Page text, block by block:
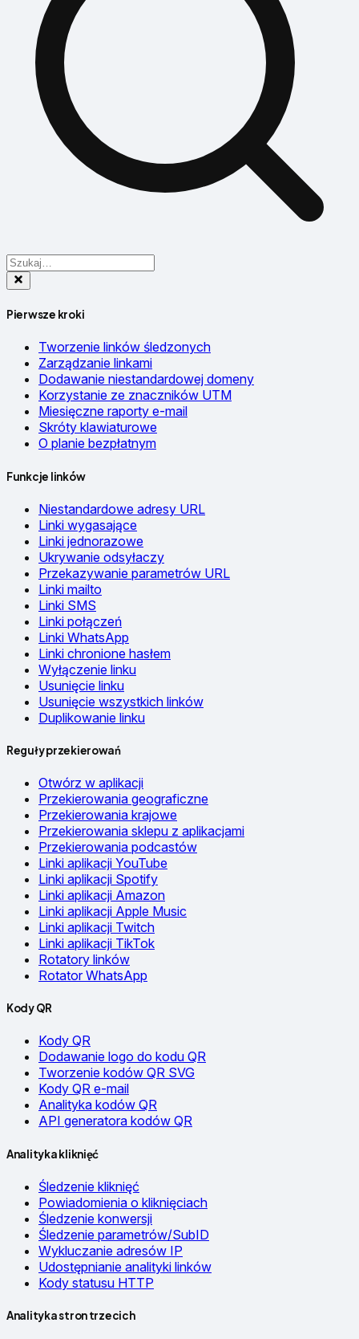
Pierwsze kroki
Tworzenie linków śledzonych
Zarządzanie linkami
Dodawanie niestandardowej domeny
Korzystanie ze znaczników UTM
Miesięczne raporty e-mail
Skróty klawiaturowe
O planie bezpłatnym
Funkcje linków
Niestandardowe adresy URL
Linki wygasające
Linki jednorazowe
Ukrywanie odsyłaczy
Przekazywanie parametrów URL
Linki mailto
Linki SMS
Linki połączeń
Linki WhatsApp
Linki chronione hasłem
Wyłączenie linku
Usunięcie linku
Usunięcie wszystkich linków
Duplikowanie linku
Reguły przekierowań
Otwórz w aplikacji
Przekierowania geograficzne
Przekierowania krajowe
Przekierowania sklepu z aplikacjami
Przekierowania podcastów
Linki aplikacji YouTube
Linki aplikacji Spotify
Linki aplikacji Amazon
Linki aplikacji Apple Music
Linki aplikacji Twitch
Linki aplikacji TikTok
Rotatory linków
Rotator WhatsApp
Kody QR
Kody QR
Dodawanie logo do kodu QR
Tworzenie kodów QR SVG
Kody QR e-mail
Analityka kodów QR
API generatora kodów QR
Analityka kliknięć
Śledzenie kliknięć
Powiadomienia o kliknięciach
Śledzenie konwersji
Śledzenie parametrów/SubID
Wykluczanie adresów IP
Udostępnianie analityki linków
Kody statusu HTTP
Analityka stron trzecich